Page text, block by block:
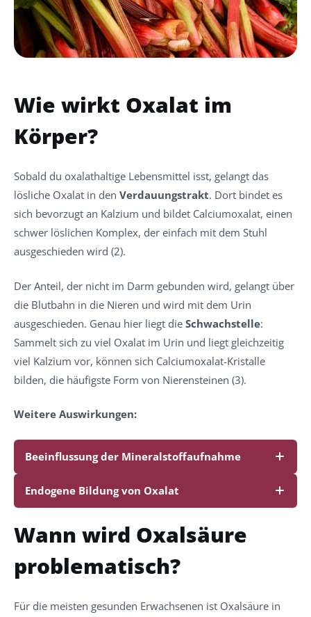
Wie wirkt Oxalat im
Körper?
Sobald du oxalathaltige Lebensmittel isst, gelangt das
lösliche Oxalat in den Verdauungstrakt. Dort bindet es
sich bevorzugt an Kalzium und bildet Calciumoxalat, einen
schwer löslichen Komplex, der einfach mit dem Stuhl
ausgeschieden wird (2).
Der Anteil, der nicht im Darm gebunden wird, gelangt über
die Blutbahn in die Nieren und wird mit dem Urin
ausgeschieden. Genau hier liegt die Schwachstelle:
Sammelt sich zu viel Oxalat im Urin und liegt gleichzeitig
viel Kalzium vor, können sich Calciumoxalat-Kristalle
bilden, die häufigste Form von Nierensteinen (3).
Weitere Auswirkungen:
Beeinflussung der Mineralstoffaufnahme
Endogene Bildung von Oxalat
Wann wird Oxalsäure
problematisch?
Für die meisten gesunden Erwachsenen ist Oxalsäure in